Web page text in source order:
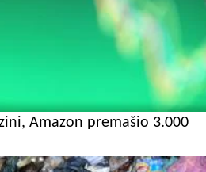
Amazon premašio 3.000